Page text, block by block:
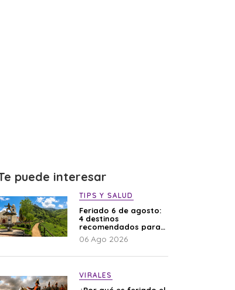
puede interesar
TIPS Y SALUD
Feriado 6 de agosto:
4 destinos
recomendados para
disfrutar el descanso
06 Ago 2026
VIRALES